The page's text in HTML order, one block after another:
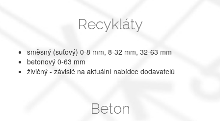
Recykláty
směsný (suťový) 0-8 mm, 8-32 mm, 32-63 mm
betonový 0-63 mm
živičný - závislé na aktuální nabídce dodavatelů
Beton